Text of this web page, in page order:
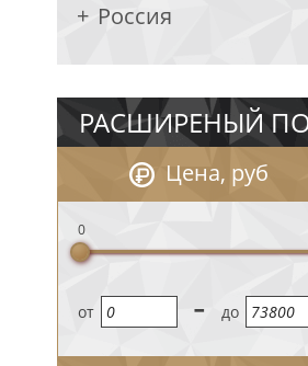
Россия
РАСШИРЕНЫЙ
Цена, руб
0
oт - до